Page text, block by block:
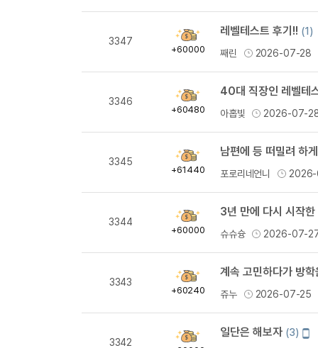
3347
획
득
+60000
레벨테스트 후기!! (1)
째린
2026-07-28
3346
획
득
+60480
40대 직장인 레벨테
아홉빛 2026-07-
3345
획
득
+61440 포로리네언니
3344
획
득
+60000
3년 만에 다시 시작
슈슈슝 2026-07-
3343
획
득
+60240
계속 고민하다가 방
쥬누 2026-07-25
3342
획
일단은 해보자 (3) 모